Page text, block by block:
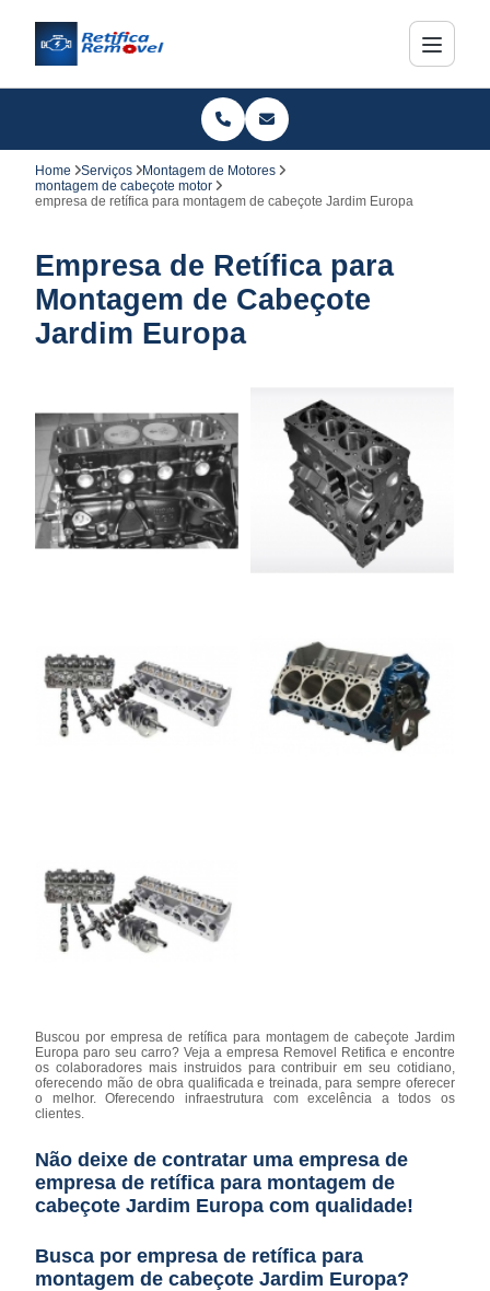
Home Serviços
Montagem de Motores
montagem de cabeçote motor
empresa de retífica para montagem de cabeçote Jardim Europa
Empresa de Retífica para
Montagem de Cabeçote
Jardim Europa
Buscou por empresa de retífica para montagem de cabeçote Jardim
Europa paro seu carro? Veja a empresa Removel Retifica e encontre
os colaboradores mais instruidos para contribuir em seu cotidiano,
oferecendo mão de obra qualificada e treinada, para sempre oferecer
o melhor. Oferecendo infraestrutura com excelência a todos os
clientes.
Não deixe de contratar uma empresa de
empresa de retífica para montagem de
cabeçote Jardim Europa com qualidade!
Busca por empresa de retífica para
montagem de cabeçote Jardim Europa?